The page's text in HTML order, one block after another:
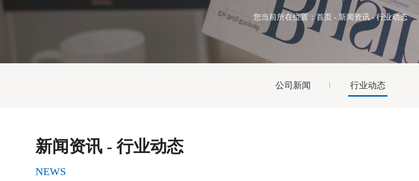
您当前所在位置：首页 - 新闻资讯 -行业动态
公司新闻 行业动态
新闻资讯 - 行业动态
NEWS